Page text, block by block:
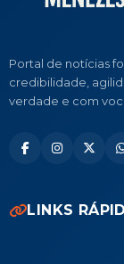
Portal de notícias
credibilidade,
verdade e com
LINKS